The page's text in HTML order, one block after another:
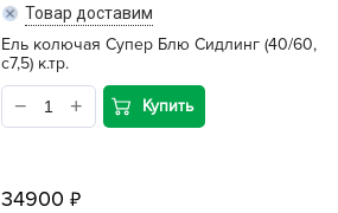
Товар доставим
Ель колючая Супер Блю Сидлинг (40/60,
c7,5) к.тр.
Купить
34900